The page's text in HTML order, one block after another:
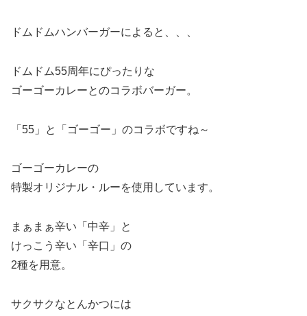
ドムドムハンバーガーによると、、、
ドムドム55周年にぴったりな
ゴーゴーカレーとのコラボバーガー。
「55」と「ゴーゴー」のコラボですね～
ゴーゴーカレーの
特製オリジナル・ルーを使用しています。
まぁまぁ辛い「中辛」と
けっこう辛い「辛口」の
2種を用意。
サクサクなとんかつには